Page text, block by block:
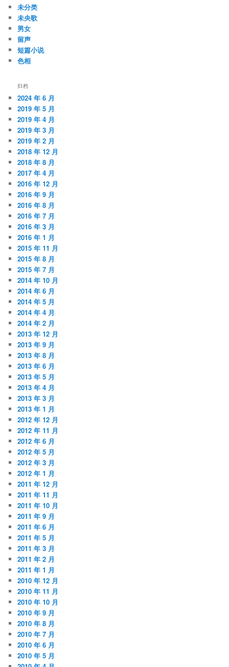
未分类
未央歌
男女
留声
短篇小说
色相
归档
2024 年 6 月
2019 年 5 月
2019 年 4 月
2019 年 3 月
2019 年 2 月
2018 年 12 月
2018 年 8 月
2017 年 4 月
2016 年 12 月
2016 年 9 月
2016 年 8 月
2016 年 7 月
2016 年 3 月
2016 年 1 月
2015 年 11 月
2015 年 8 月
2015 年 7 月
2014 年 10 月
2014 年 6 月
2014 年 5 月
2014 年 4 月
2014 年 2 月
2013 年 12 月
2013 年 9 月
2013 年 8 月
2013 年 6 月
2013 年 5 月
2013 年 4 月
2013 年 3 月
2013 年 1 月
2012 年 12 月
2012 年 11 月
2012 年 6 月
2012 年 5 月
2012 年 3 月
2012 年 1 月
2011 年 12 月
2011 年 11 月
2011 年 10 月
2011 年 9 月
2011 年 6 月
2011 年 5 月
2011 年 3 月
2011 年 2 月
2011 年 1 月
2010 年 12 月
2010 年 11 月
2010 年 10 月
2010 年 9 月
2010 年 8 月
2010 年 7 月
2010 年 6 月
2010 年 5 月